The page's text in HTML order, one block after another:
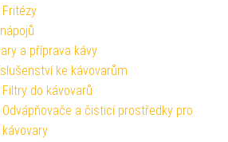
Fritézy
a příprava kávy
ke kávovarům
Filtry do kávovarů
Odvápňovače a čisticí prostředky pro
kávovary